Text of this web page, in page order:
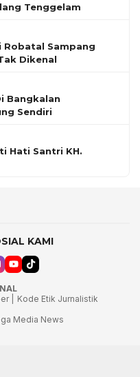
Tenggelam
Robatal Sampang
Dikenal
Bangkalan
Sendiri
Hati Santri KH.
KAMI
|
Kode Etik Jurnalistik
Media News